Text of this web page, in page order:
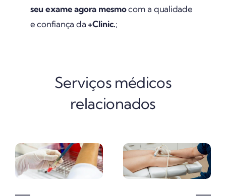
seu exame agora mesmocom a qualidade
e confiança da +Clinic.;
Serviços médicos
relacionados